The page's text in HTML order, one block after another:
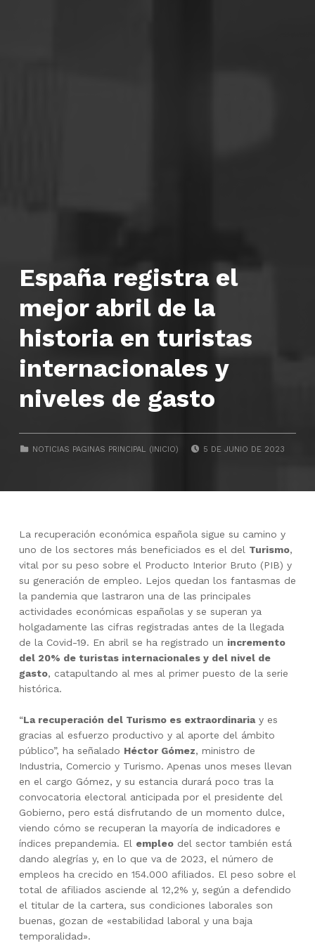
España registra el
mejor abril de la
historia en turistas
internacionales y
niveles de gasto
CATEGORIZED IN:
NOTICIAS PAGINAS PRINCIPAL (INICIO) 5 DE JUNIO DE 2023
La recuperación económica española sigue su camino y
uno de los sectores más beneficiados es el del Turismo,
vital por su peso sobre el Producto Interior Bruto (PIB) y
su generación de empleo. Lejos quedan los fantasmas de
la pandemia que lastraron una de las principales
actividades económicas españolas y se superan ya
holgadamente las cifras registradas antes de la llegada
de la Covid-19. En abril se ha registrado un incremento
del 20% de turistas internacionales y del nivel de
gasto, catapultando al mes al primer puesto de la serie
histórica.
“La recuperación del Turismo es extraordinariay es
gracias al esfuerzo productivo y al aporte del ámbito
público”, ha señalado Héctor Gómez, ministro de
Industria, Comercio y Turismo. Apenas unos meses llevan
en el cargo Gómez, y su estancia durará poco tras la
convocatoria electoral anticipada por el presidente del
Gobierno, pero está disfrutando de un momento dulce,
viendo cómo se recuperan la mayoría de indicadores e
índices prepandemia. El empleodel sector también está
dando alegrías y, en lo que va de 2023, el número de
empleos ha crecido en 154.000 afiliados. El peso sobre el
total de afiliados asciende al 12,2% y, según a defendido
el titular de la cartera, sus condiciones laborales son
buenas, gozan de «estabilidad laboral y una baja
temporalidad».